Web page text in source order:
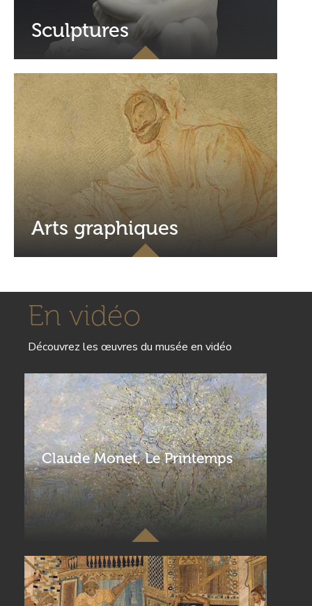
Sculptures
Arts graphiques
En vidéo
Découvrez les œuvres du musée en vidéo
Vignettes
Visuel
Titre
Claude Monet, Le Printemps
Visuel